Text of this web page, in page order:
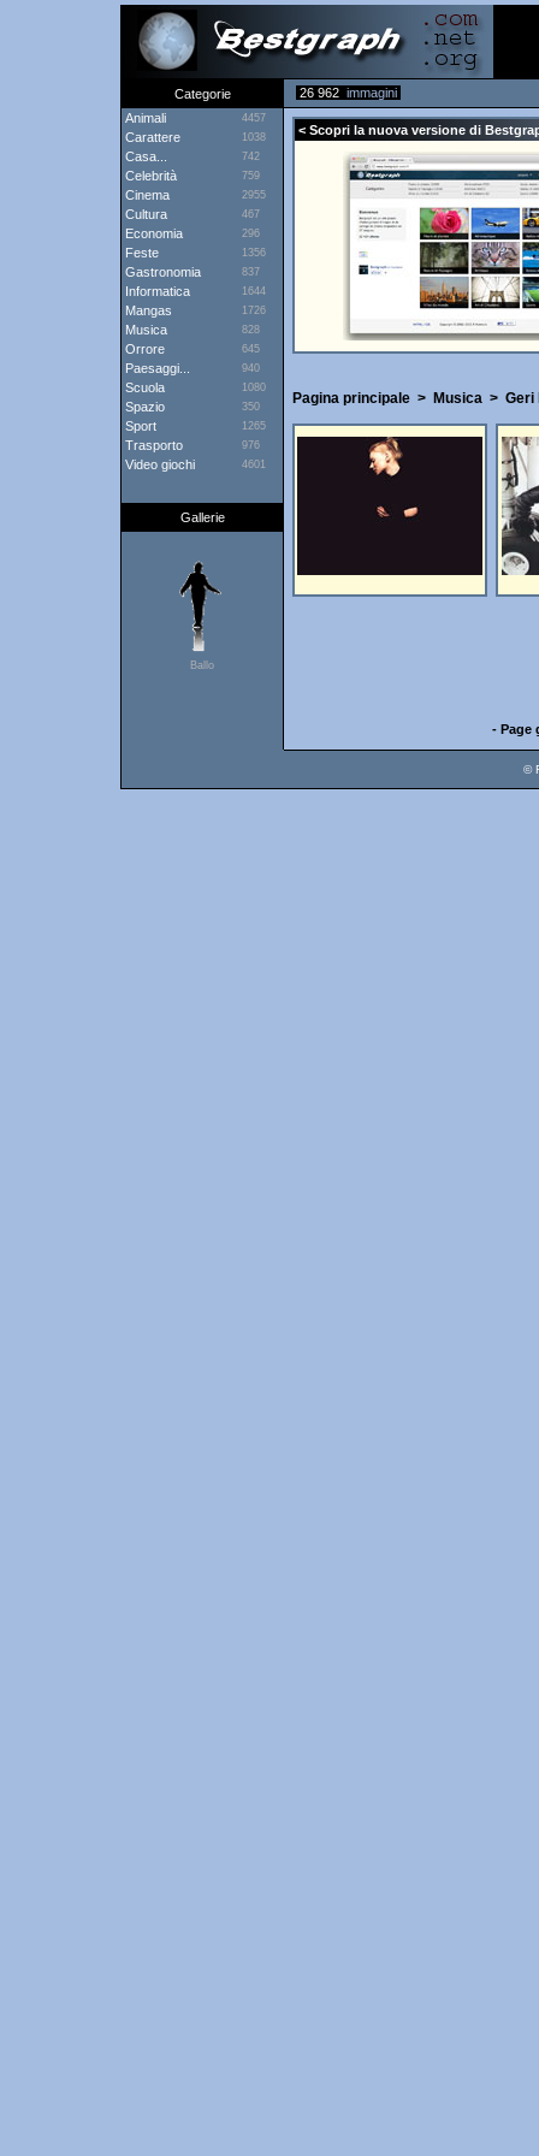
Categorie 26 962 immagini
Animali
4457
Carattere 1038
Casa... 742
Celebrità 759
Cinema 2955
Cultura 467
Economia 296
Feste 1356
Gastronomia 837
Informatica 1644
Mangas 1726
Musica 828
Orrore 645
Paesaggi... 940
Scuola 1080
Spazio 350
Sport 1265
Trasporto 976
Video giochi 4601
Gallerie
Ballo
< Scopri la nuova versione di
Pagina principale > Musica > Geri
- Page
©